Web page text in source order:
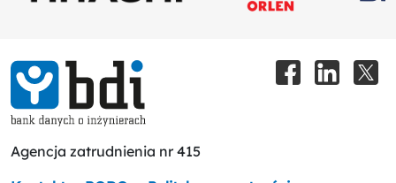
Agencja zatrudnienia nr 415